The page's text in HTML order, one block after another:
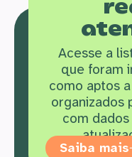
Acesse a
que foram
como aptos
organizados
com
Saiba mais